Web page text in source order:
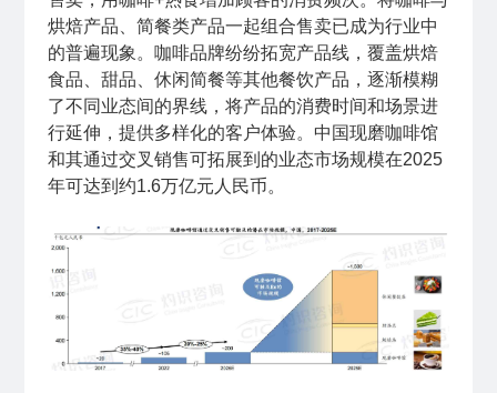
烘焙产品、简餐类产品一起组合售卖已成为行业中
的普遍现象。咖啡品牌纷纷拓宽产品线，覆盖烘焙
食品、甜品、休闲简餐等其他餐饮产品，逐渐模糊
了不同业态间的界线，将产品的消费时间和场景进
行延伸，提供多样化的客户体验。中国现磨咖啡馆
和其通过交叉销售可拓展到的业态市场规模在2025
年可达到约1.6万亿元人民币。